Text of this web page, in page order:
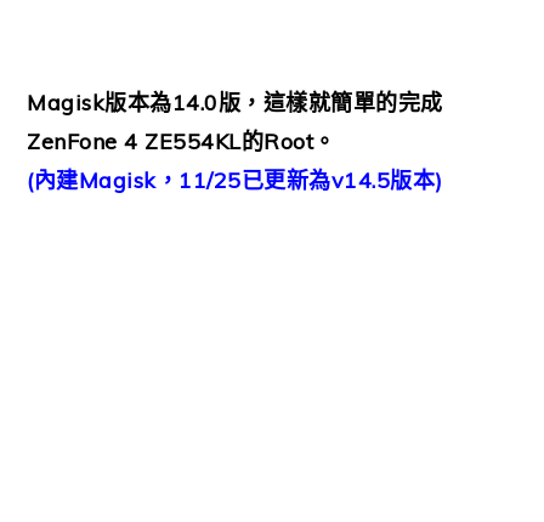
Magisk版本為14.0版，這樣就簡單的完成
ZenFone 4 ZE554KL的Root。
(內建Magisk，11/25已更新為v14.5版本)